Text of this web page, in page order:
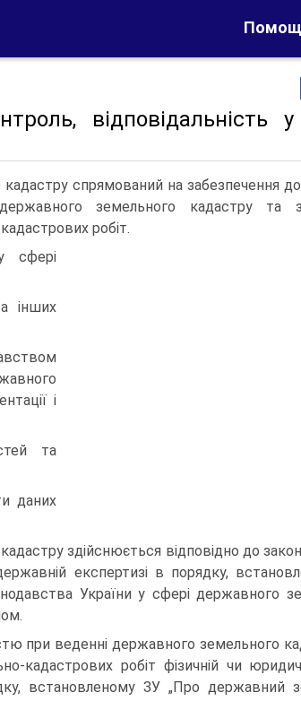
відповідальність у
спрямований на забезпечення
земельного кадастру та
робіт.
сфері
інших
і
та
даних
здійснюється відповідно до
експертизі в порядку,
України у сфері державного
при веденні державного земельного
кадастрових робіт фізичній чи
встановленому ЗУ „Про державний